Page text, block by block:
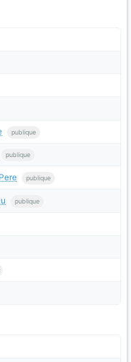
publique
publique
publique
publique